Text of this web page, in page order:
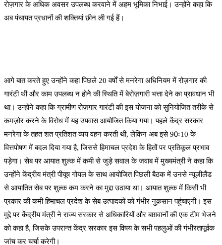
रोज़गार के अधिक अवसर उपलब्ध करवाने में अहम भूमिका निभाई। उन्होंने कहा कि
अब पंचायत प्रधानों की शक्तियां छीन ली गई हैं।
आगे बात करते हुए उन्होंने कहा पिछले 20 वर्षों से मनरेगा अधिनियम में रोज़गार की
गारंटी थी और काम उपलब्ध न होनेे की स्थिति में बेरोज़गारी भत्ता देने का प्रावधान भी
था। उन्होंने कहा कि ग्रामीण रोज़गार गारंटी की इस योजना को सुनियोजित तरीके से
कमज़ोर करने के विरोध में यह उपवास आयोजित किया गया। पहले केंद्र सरकार
मनरेगा के तहत शत प्रतिशत व्यय वहन करती थी, लेकिन अब इसे 90ः10 के
वित्तपोषण में बदल दिया गया है, जिससे हिमाचल प्रदेश के हितों पर प्रतिकूल प्रभाव
पड़ेगा। सेब पर आयात शुल्क में कमी से जुड़े सवाल के जवाब में मुख्यमंत्री ने कहा कि
उन्होंने केंद्रीय मंत्री पीयूष गोयल के साथ आयोजित पिछली बैठक में उनसे न्यूजीलैंड
से आयातित सेब पर शुल्क कम करने का मुद्दा उठाया था। आयात शुल्क में किसी भी
प्रकार की कमी हिमाचल प्रदेश के सेब उत्पादकों को गंभीर नुक़सान पहुंचाएगी। इस
मुद्दे पर केंद्रीय मंत्री ने राज्य सरकार से अधिकारियों और बाग़वानों की एक टीम भेजने
को कहा है, जिसके उपरान्त केंद्र सरकार इस विषय के सभी पहलुओं की गंभीरतापूर्वक
जांच कर चर्चा करेगी।